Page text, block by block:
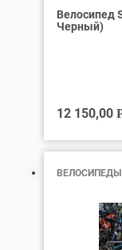
Велосипед
Черный)
12 150,00